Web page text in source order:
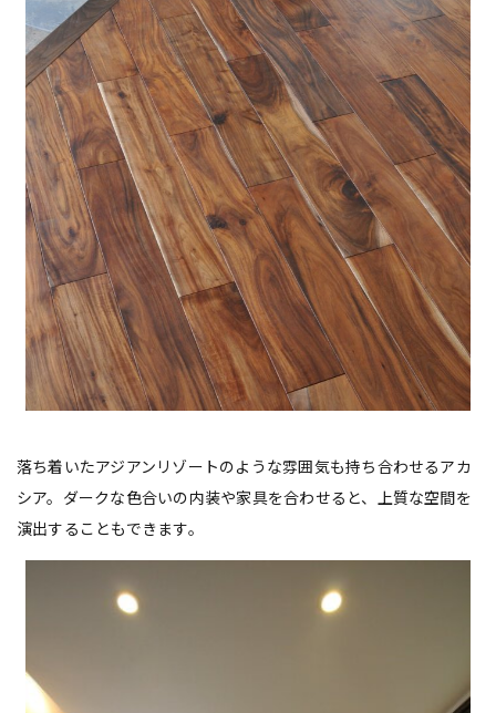
落ち着いたアジアンリゾートのような雰囲気も持ち合わせるアカ
シア。ダークな色合いの内装や家具を合わせると、上質な空間を
演出することもできます。